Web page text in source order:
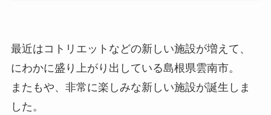
最近はコトリエットなどの新しい施設が増えて、
にわかに盛り上がり出している島根県雲南市。
またもや、非常に楽しみな新しい施設が誕生しま
した。